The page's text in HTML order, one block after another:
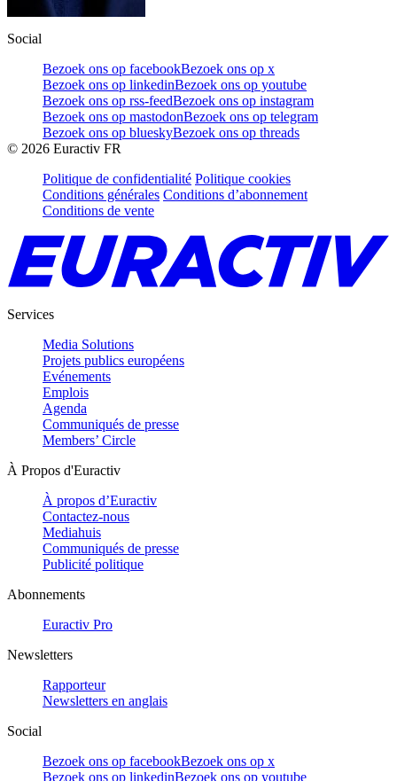
Social
Bezoek ons op facebookBezoek ons op x
Bezoek ons op linkedinBezoek ons op youtube
Bezoek ons op rss-feedBezoek ons op instagram
Bezoek ons op mastodonBezoek ons op telegram
Bezoek ons op blueskyBezoek ons op threads
© 2026 Euractiv FR
Politique de confidentialité Politique cookies
Conditions générales Conditions d’abonnement
Conditions de vente
Services
Media Solutions
Projets publics européens
Evénements
Emplois
Agenda
Communiqués de presse
Members’ Circle
À Propos d'Euractiv
À propos d’Euractiv
Contactez-nous
Mediahuis
Communiqués de presse
Publicité politique
Abonnements
Euractiv Pro
Newsletters
Rapporteur
Newsletters en anglais
Social
Bezoek ons op facebookBezoek ons op x
Bezoek ons op linkedinBezoek ons op youtube